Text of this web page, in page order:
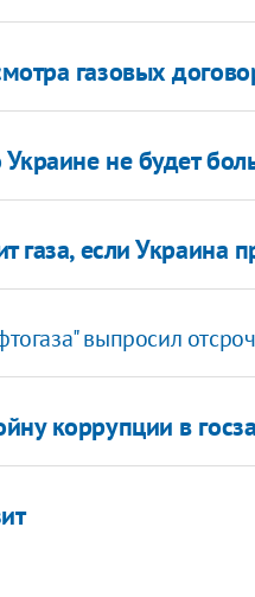
газовых
не будет
газа, если Украина
выпросил
коррупции в